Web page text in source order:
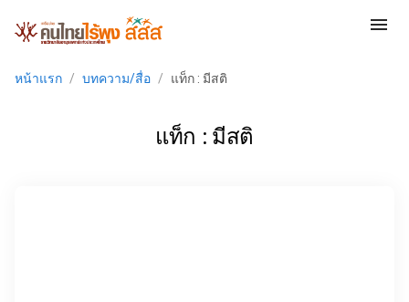
menu
หน้าแรก / บทความ/สื่อ / แท็ก : มีสติ
แท็ก : มีสติ